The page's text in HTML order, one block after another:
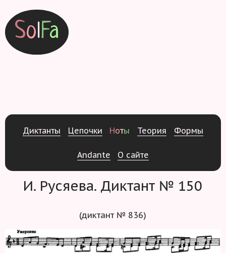
SolFa
Диктанты Цепочки Ноты Теория Формы
Andante О сайте
И. Русяева. Диктант № 150
(диктант № 836)